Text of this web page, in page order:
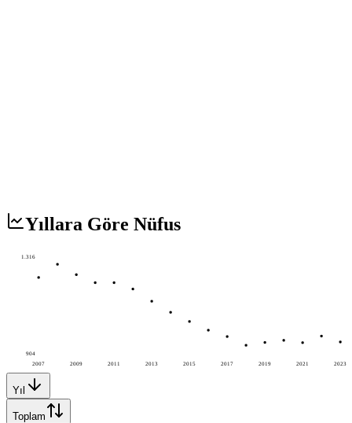
Yıllara Göre Nüfus
2007 2009 2011 2013 2015 2017 2019 2021 2023
1.316
904
Yıl
Toplam